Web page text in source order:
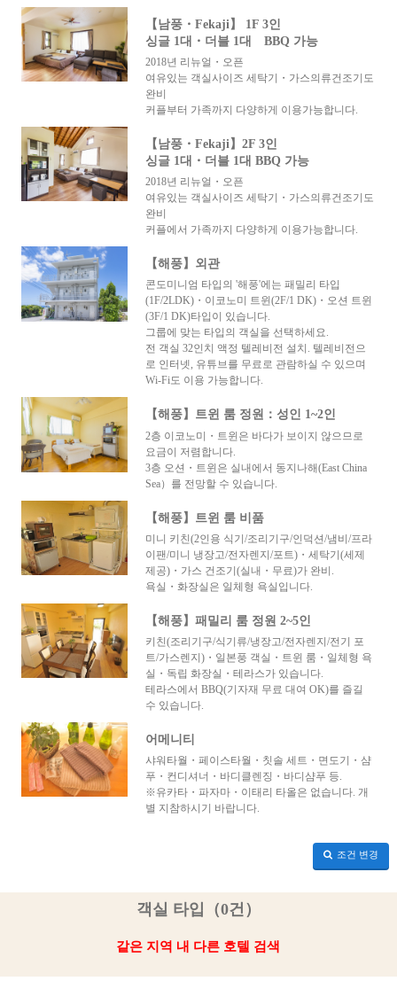
【남풍・Fekaji】 1F 3인
싱글 1대・더블 1대 BBQ 가능
2018년 리뉴얼・오픈
여유있는 객실사이즈 세탁기・가스의류건조기도
완비
커플부터 가족까지 다양하게 이용가능합니다.
【남풍・Fekaji】2F 3인
싱글 1대・더블 1대 BBQ 가능
2018년 리뉴얼・오픈
여유있는 객실사이즈 세탁기・가스의류건조기도
완비
커플에서 가족까지 다양하게 이용가능합니다.
【해풍】외관
콘도미니엄 타입의 '해풍'에는 패밀리 타입
(1F/2LDK)・이코노미 트윈(2F/1 DK)・오션 트윈
(3F/1 DK)타입이 있습니다.
그룹에 맞는 타입의 객실을 선택하세요.
전 객실 32인치 액정 텔레비전 설치. 텔레비전으
로 인터넷, 유튜브를 무료로 관람하실 수 있으며
Wi-Fi도 이용 가능합니다.
【해풍】트윈 룸 정원：성인 1~2인
2층 이코노미・트윈은 바다가 보이지 않으므로
요금이 저렴합니다.
3층 오션・트윈은 실내에서 동지나해(East China
Sea）를 전망할 수 있습니다.
【해풍】트윈 룸 비품
미니 키친(2인용 식기/조리기구/인덕션/냄비/프라
이팬/미니 냉장고/전자렌지/포트)・세탁기(세제
제공)・가스 건조기(실내・무료)가 완비.
욕실・화장실은 일체형 욕실입니다.
【해풍】패밀리 룸 정원 2~5인
키친(조리기구/식기류/냉장고/전자렌지/전기 포
트/가스렌지)・일본풍 객실・트윈 룸・일체형 욕
실・독립 화장실・테라스가 있습니다.
테라스에서 BBQ(기자재 무료 대여 OK)를 즐길
수 있습니다.
어메니티
샤워타월・페이스타월・칫솔 세트・면도기・샴
푸・컨디셔너・바디클렌징・바디샴푸 등.
※유카타・파자마・이태리 타올은 없습니다. 개
별 지참하시기 바랍니다.
조건 변경
객실 타입（0건）
같은 지역 내 다른 호텔 검색